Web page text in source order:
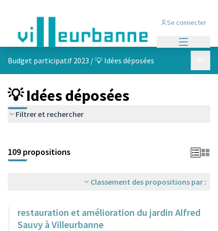
Se connecter
Budget participatif 2023 /💡 Idées déposées
💡 Idées déposées
Filtrer et rechercher
+
−
109 propositions
Classement des propositions par :
restauration et amélioration du jardin Alfred
Sauvy à Villeurbanne